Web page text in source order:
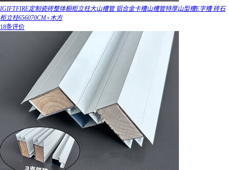
IGIFTFIRE定制瓷砖整体橱柜立柱大山槽管 铝合金卡槽山槽管特厚山型槽E字槽 砖石
柜立柱656070CM+木方
18条评价